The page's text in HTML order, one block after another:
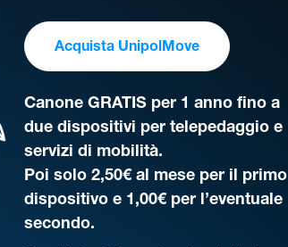
Acquista UnipolMove
Canone GRATIS per 1 anno fino a
due dispositivi per telepedaggio e
servizi di mobilità.
Poi solo 2,50€ al mese per il primo
dispositivo e 1,00€ per l’eventuale
secondo.